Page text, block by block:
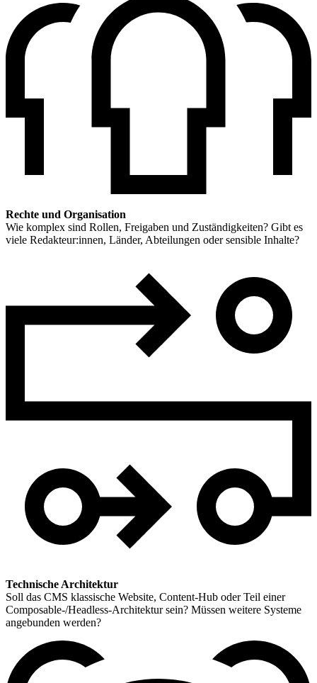
Rechte und Organisation
Wie komplex sind Rollen, Freigaben und Zuständigkeiten? Gibt es
viele Redakteur:innen, Länder, Abteilungen oder sensible Inhalte?
Technische Architektur
Soll das CMS klassische Website, Content-Hub oder Teil einer
Composable-/Headless-Architektur sein? Müssen weitere Systeme
angebunden werden?